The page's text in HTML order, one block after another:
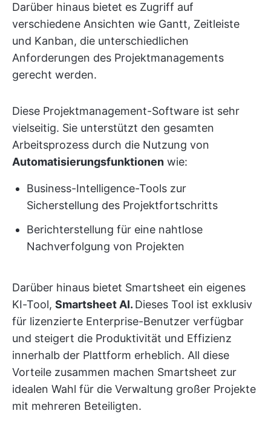
Darüber hinaus bietet es Zugriff auf
verschiedene Ansichten wie Gantt, Zeitleiste
und Kanban, die unterschiedlichen
Anforderungen des Projektmanagements
gerecht werden.
Diese Projektmanagement-Software ist sehr
vielseitig. Sie unterstützt den gesamten
Arbeitsprozess durch die Nutzung von
Automatisierungsfunktionen wie:
Business-Intelligence-Tools zur
Sicherstellung des Projektfortschritts
Berichterstellung für eine nahtlose
Nachverfolgung von Projekten
Darüber hinaus bietet Smartsheet ein eigenes
KI-Tool, Smartsheet AI. Dieses Tool ist exklusiv
für lizenzierte Enterprise-Benutzer verfügbar
und steigert die Produktivität und Effizienz
innerhalb der Plattform erheblich. All diese
Vorteile zusammen machen Smartsheet zur
idealen Wahl für die Verwaltung großer Projekte
mit mehreren Beteiligten.